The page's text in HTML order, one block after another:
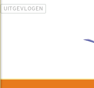
UITGEVLOGEN